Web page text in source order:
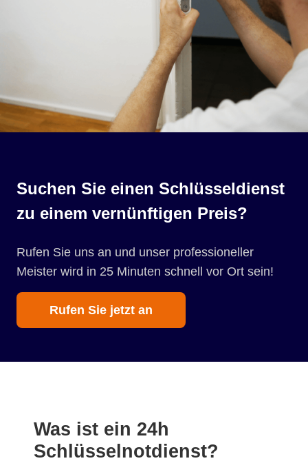
Suchen Sie einen Schlüsseldienst
zu einem vernünftigen Preis?
Rufen Sie uns an und unser professioneller
Meister wird in 25 Minuten schnell vor Ort sein!
Rufen Sie jetzt an
Was ist ein 24h
Schlüsselnotdienst?